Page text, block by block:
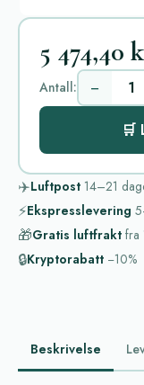
5 474,40
Antall: −
🛒
✈️Luftpost 14–21
⚡Ekspresslevering
🎁Gratis luftfrakt fra
🔒Kryptorabatt −10%
Beskrivelse